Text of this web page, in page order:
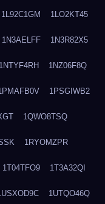
1L92C1GM 1LO2KT45
1N3AELFF 1N3R82X5
1NTYF4RH 1NZ06F8Q
1PSGIWB2
1QWO8TSQ
1RYOMZPR
1T04TFO9 1T3A32QI
1UTQO46Q